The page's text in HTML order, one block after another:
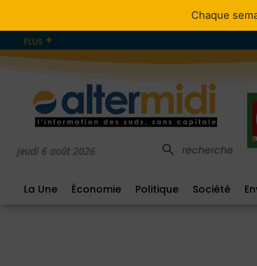
PLUS
jeudi 6 août 2026 recherche
La Une Économie Politique Société
Chaque